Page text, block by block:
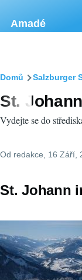
Amadé
Drobečková
navigace
Domů Salzburger
St.
Vydejte se do
Od redakce , 16 Září,
St. Johann